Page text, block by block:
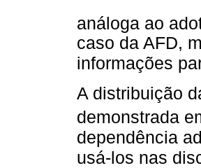
análoga ao
caso da AFD,
informações
A distribuição
demonstrada
dependência
usá-los nas